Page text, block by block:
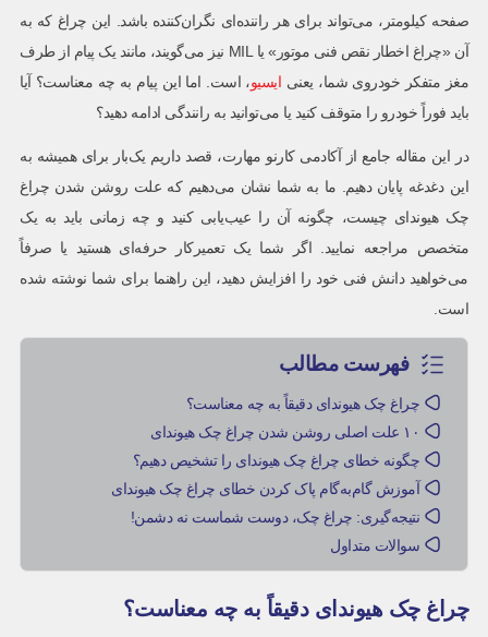
صفحه کیلومتر، می‌تواند برای هر راننده‌ای نگران‌کننده باشد. این چراغ که به
آن «چراغ اخطار نقص فنی موتور» یا MIL نیز می‌گویند، مانند یک پیام از طرف
مغز متفکر خودروی شما، یعنی ایسیو، است. اما این پیام به چه معناست؟ آیا
باید فوراً خودرو را متوقف کنید یا می‌توانید به رانندگی ادامه دهید؟
در این مقاله جامع از آکادمی کارنو مهارت، قصد داریم یک‌بار برای همیشه به
این دغدغه پایان دهیم. ما به شما نشان می‌دهیم که علت روشن شدن چراغ
چک هیوندای چیست، چگونه آن را عیب‌یابی کنید و چه زمانی باید به یک
متخصص مراجعه نمایید. اگر شما یک تعمیرکار حرفه‌ای هستید یا صرفاً
می‌خواهید دانش فنی خود را افزایش دهید، این راهنما برای شما نوشته شده
است.
فهرست مطالب
چراغ چک هیوندای دقیقاً به چه معناست؟
۱۰ علت اصلی روشن شدن چراغ چک هیوندای
چگونه خطای چراغ چک هیوندای را تشخیص دهیم؟
آموزش گام‌به‌گام پاک کردن خطای چراغ چک هیوندای
نتیجه‌گیری: چراغ چک، دوست شماست نه دشمن!
سوالات متداول
چراغ چک هیوندای دقیقاً به چه معناست؟